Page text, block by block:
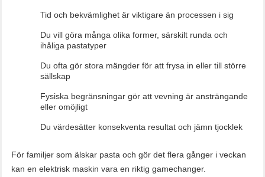
Tid och bekvämlighet är viktigare än processen i sig
Du vill göra många olika former, särskilt runda och
ihåliga pastatyper
Du ofta gör stora mängder för att frysa in eller till större
sällskap
Fysiska begränsningar gör att vevning är ansträngande
eller omöjligt
Du värdesätter konsekventa resultat och jämn tjocklek
För familjer som älskar pasta och gör det flera gånger i veckan
kan en elektrisk maskin vara en riktig gamechanger.